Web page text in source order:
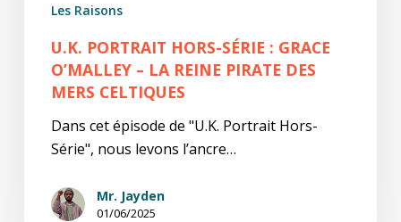
Pirate
Mers
Celtiques
Les Raisons
U.K. PORTRAIT HORS-SÉRIE : GRACE
O’MALLEY – LA REINE PIRATE DES
MERS CELTIQUES
Dans cet épisode de "U.K. Portrait Hors-
Série", nous levons l’ancre…
Mr. Jayden
01/06/2025